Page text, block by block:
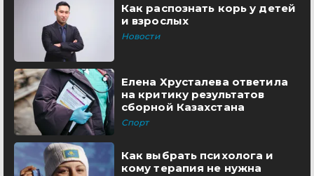
Как распознать корь у детей
и взрослых
Новости
Елена Хрусталева ответила
на критику результатов
сборной Казахстана
Спорт
Как выбрать психолога и
кому терапия не нужна